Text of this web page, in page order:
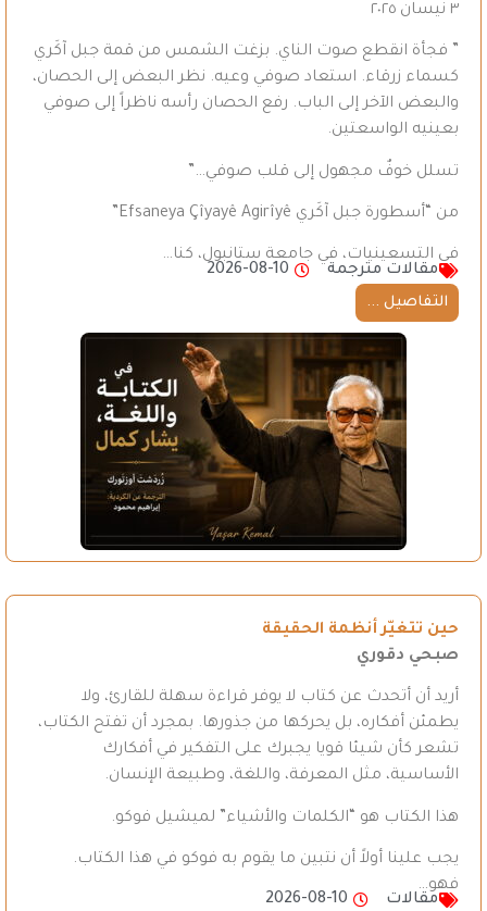
٣ نيسان ٢٠٢٥
” فجأة انقطع صوت الناي. بزغت الشمس من قمة جبل آكَري
كسماء زرقاء. استعاد صوفي وعيه. نظر البعض إلى الحصان،
والبعض الآخر إلى الباب. رفع الحصان رأسه ناظراً إلى صوفي
بعينيه الواسعتين.
تسلل خوفٌ مجهول إلى قلب صوفي…”
من “أسطورة جبل آكَري Efsaneya Çîyayê Agirîyê”
في التسعينيات، في جامعة ستانبول، كنا…
مقالات مترجمة
2026-08-10
التفاصيل ...
حين تتغيّر أنظمة الحقيقة
صبحي دقوري
أريد أن أتحدث عن كتاب لا يوفر قراءة سهلة للقارئ، ولا
يطمئن أفكاره، بل يحركها من جذورها. بمجرد أن تفتح الكتاب،
تشعر كأن شيئا قويا يجبرك على التفكير في أفكارك
الأساسية، مثل المعرفة، واللغة، وطبيعة الإنسان.
هذا الكتاب هو “الكلمات والأشياء” لميشيل فوكو.
يجب علينا أولاً أن نتبين ما يقوم به فوكو في هذا الكتاب.
فهو…
مقالات
2026-08-10